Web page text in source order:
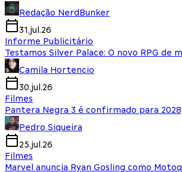
Redação NerdBunker
31.jul.26
Informe Publicitário
Testamos Silver Palace: O novo RPG de
Camila Hortencio
30.jul.26
Filmes
Pantera Negra 3 é confirmado para
Pedro Siqueira
25.jul.26
Filmes
Marvel anuncia Ryan Gosling como